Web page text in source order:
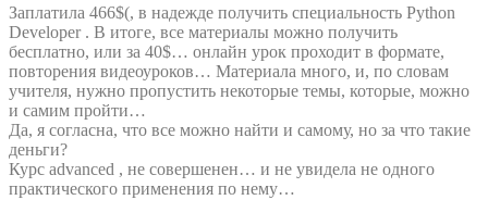
Заплатила 466$(, в надежде получить специальность Python
Developer . В итоге, все материалы можно получить
бесплатно, или за 40$… онлайн урок проходит в формате,
повторения видеоуроков… Материала много, и, по словам
учителя, нужно пропустить некоторые темы, которые, можно
и самим пройти…
Да, я согласна, что все можно найти и самому, но за что такие
деньги?
Курс advanced , не совершенен… и не увидела не одного
практического применения по нему…